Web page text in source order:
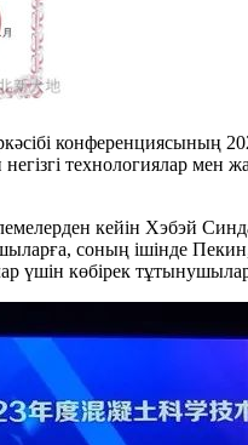
конференциясының
негізгі технологиялар
кейін Хэбэй
соның ішінде
үшін көбірек